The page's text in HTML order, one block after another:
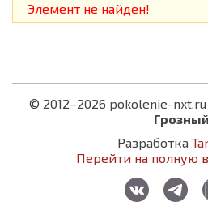
Элемент не найден!
© 2012–2026 pokolenie-
Грозный
Разработка
Перейти на полную